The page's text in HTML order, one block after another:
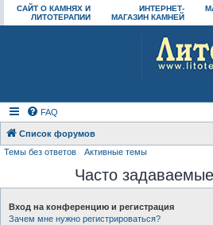
САЙТ О КАМНЯХ И
ЛИТОТЕРАПИИ
ИНТЕРНЕТ-
МАГАЗИН КАМНЕЙ
FAQ
Список форумов
Темы без ответов Активные темы
Часто
Вход на конференцию и регистрация
Зачем мне нужно регистрироваться?